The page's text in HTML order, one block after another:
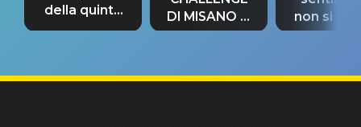
della quinta
tappa
DI MISANO si
riconferma
non si
fino alla